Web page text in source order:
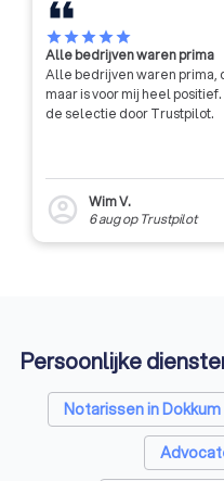
starstarstarstarstar
Alle bedrijven waren prima
Alle bedrijven waren prima,
maar is voor mij heel
de selectie door Trustpilot.
account_circle
Wim V.
6 augop Trustpilot
Persoonlijke
Notarissen in Dokkum